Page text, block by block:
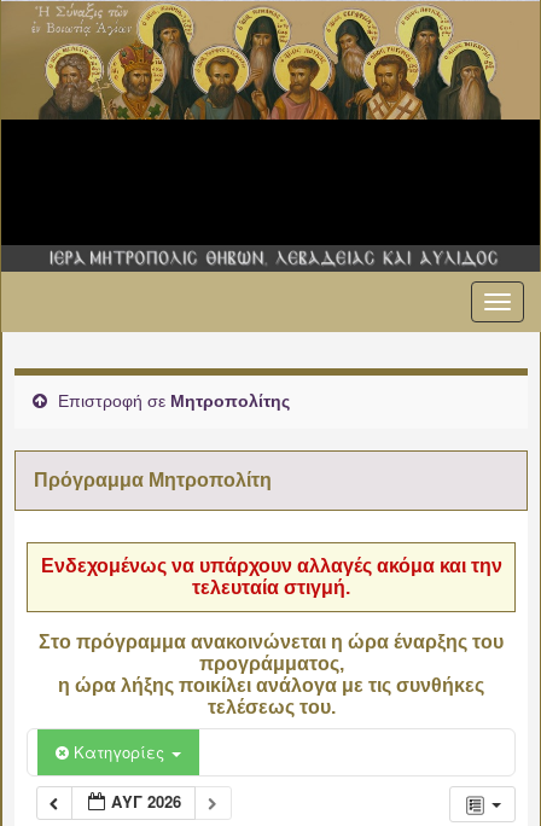
Επιστροφή σε Μητροπολίτης
Πρόγραμμα Μητροπολίτη
Ενδεχομένως να υπάρχουν αλλαγές ακόμα και την
τελευταία στιγμή.
Στο πρόγραμμα ανακοινώνεται η ώρα έναρξης του
προγράμματος,
η ώρα λήξης ποικίλει ανάλογα με τις συνθήκες
τελέσεως του.
Κατηγορίες
ΑΥΓ 2026